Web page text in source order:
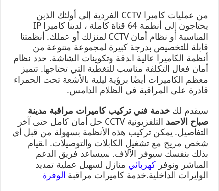
من عمليات كاميرا CCTV الفردية إلى أولئك الذين
يحتاجون إلى أنظمة 64 قناة كاملة ، لدينا كاميرا IP
المناسبة أو نظام أمان CCTV لمنزلك أو عملك. أنظمتنا
قابلة للتخصيص بدرجة كبيرة لمجموعة متنوعة من
أنظمة الكاميرا عالية الدقة وتكوينات الشاشة. حدد نظام
أمان فعال التكلفة مناسب للتغطية التي تحتاجها. تتميز
معظم الكاميرات أيضًا برؤية ليلية بالأشعة تحت الحمراء
قادرة على المراقبة في الظلام الدامس.
سيقدم لكخدمة فني تركيب كاميرات مراقبة مدينة
صباح الاحمد
التلفزيونية CCTV حل أمان كامل حتى آخر
التفاصيل. يمكن تركيب هذه الأنظمة بسهولة من قبل أي
شخص مريح مع تشغيل الكابلات والتوصيلات. القيام
بذلك بنفسك سيوفر الآلاف. سيساعد فريق الدعم
المباشر ونوفركهربائي منازل لسهيل عملية تمديد
الوايرات الداخلية.خدمة كاميرات مراقبة الوفرة